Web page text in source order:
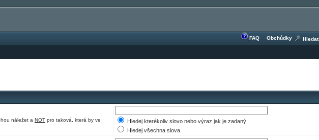
FAQ Obchůdky Hledat
náležet a NOT pro taková, která by ve
Hledej kterékoliv slovo nebo výraz jak je zadaný
Hledej všechna slova